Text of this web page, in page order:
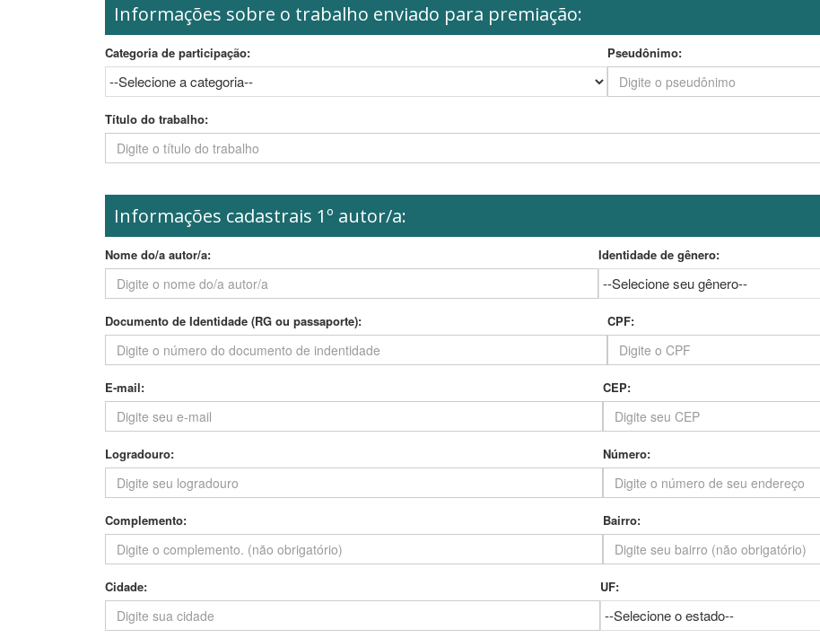
Informações sobre o trabalho enviado para premiação:
Categoria de participação: Pseudônimo:
Título do trabalho:
Informações cadastrais 1º autor/a:
Nome do/a autor/a: Identidade de gênero:
Documento de Identidade (RG ou passaporte): CPF:
E-mail: CEP:
Logradouro: Número:
Complemento: Bairro:
Cidade: UF: